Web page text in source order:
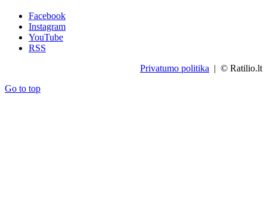
Facebook
Instagram
YouTube
RSS
Privatumo politika | © Ratilio.lt
Go to top